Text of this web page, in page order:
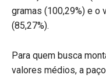
gramas (100,29%) e o
(85,27%).
Para quem busca
valores médios, a